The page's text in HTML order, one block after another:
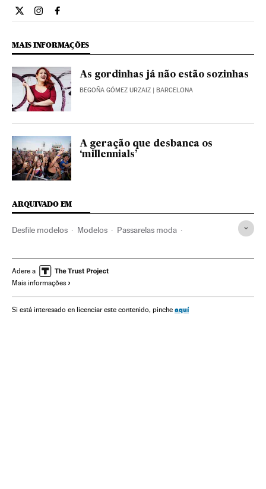
Internacional El País Brasil en Twitter
Internacional El País Brasil en Instagram
Internacional El País Brasil en Facebook
MAIS INFORMAÇÕES
As gordinhas já não estão sozinhas
BEGOÑA GÓMEZ URZAIZ | BARCELONA
A geração que desbanca os
‘millennials’
ARQUIVADO EM
Desfile modelos Modelos Passarelas moda
Comércio Eventos Indústria
Moda Estilo de vida
Adere a
Mais informações
Si está interesado en licenciar este contenido, pinche aquí